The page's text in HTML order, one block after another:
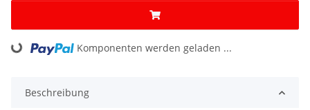
Loading... Komponenten werden geladen ...
Beschreibung